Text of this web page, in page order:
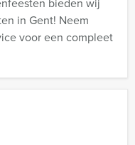
in Gent! Neem
voor een compleet